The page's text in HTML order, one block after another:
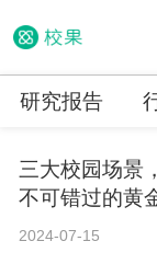
研究报告
三大校园场景
不可错过的黄
2024-07-15